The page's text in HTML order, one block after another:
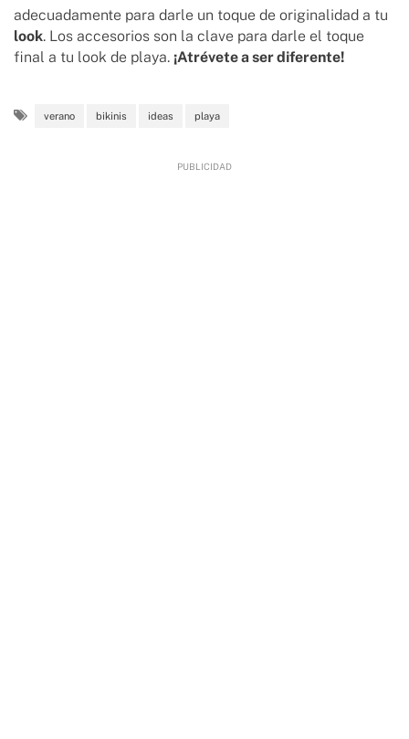
adecuadamente para darle un toque de originalidad a tu
look. Los accesorios son la clave para darle el toque
final a tu look de playa. ¡Atrévete a ser diferente!
verano bikinis ideas playa